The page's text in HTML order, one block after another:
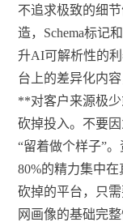
不追求极致的细
造，Schema标记
升AI可解析性的
台上的差异化内
**对客户来源极
砍掉投入。不要
“留着做个样子”
80%的精力集中
砍掉的平台，只
网画像的基础完